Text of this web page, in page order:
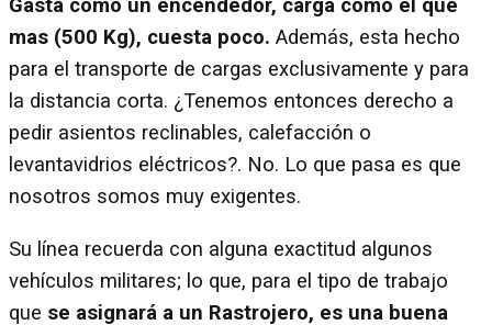
Gasta como un encendedor, carga como el que
mas (500 Kg), cuesta poco. Además, esta hecho
para el transporte de cargas exclusivamente y para
la distancia corta. ¿Tenemos entonces derecho a
pedir asientos reclinables, calefacción o
levantavidrios eléctricos?. No. Lo que pasa es que
nosotros somos muy exigentes.
Su línea recuerda con alguna exactitud algunos
vehículos militares; lo que, para el tipo de trabajo
que se asignará a un Rastrojero, es una buena